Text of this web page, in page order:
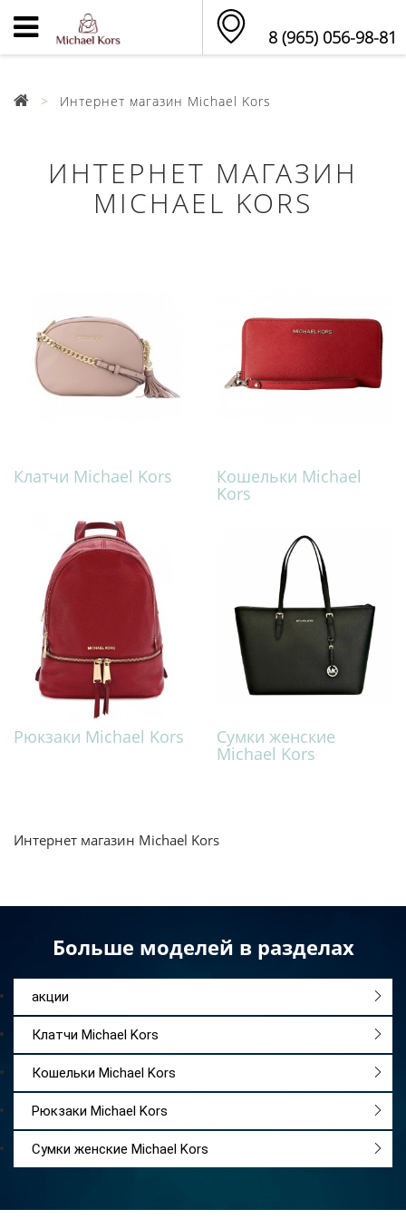
8 (965) 056-98-81
Интернет магазин Michael Kors
ИНТЕРНЕТ МАГАЗИН
MICHAEL KORS
Клатчи Michael Kors Кошельки Michael
Kors
Рюкзаки Michael Kors Сумки женские
Michael Kors
Интернет магазин Michael Kors
Больше моделей в разделах
акции
Клатчи Michael Kors
Кошельки Michael Kors
Рюкзаки Michael Kors
Сумки женские Michael Kors